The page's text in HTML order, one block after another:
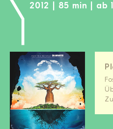
2012 | 85 min | ab
Login